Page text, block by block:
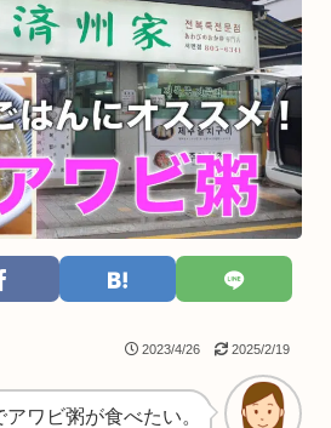
2023/4/26 2025/2/19
アワビ粥が食べたい。